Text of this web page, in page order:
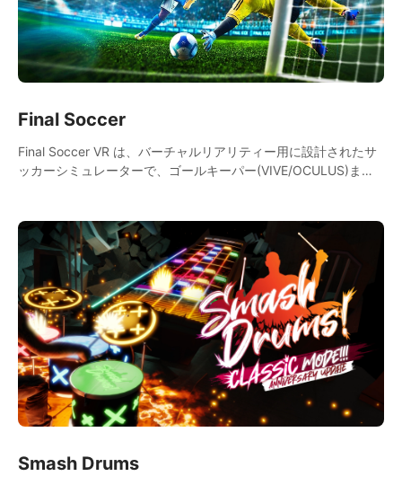
Final Soccer
Final Soccer VR は、バーチャルリアリティー用に設計されたサ
ッカーシミュレーターで、ゴールキーパー(VIVE/OCULUS)また
Smash Drums